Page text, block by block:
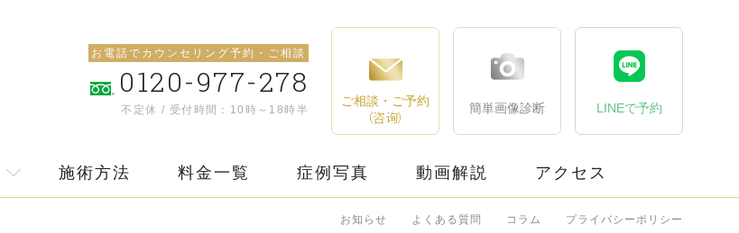
お電話でカウンセリング予約・ご相談
0120-977-278
不定休 / 受付時間：10時～18時半
ご相談・ご予約
（咨询） 簡単画像診断 LINEで予約
施術方法 料金一覧 症例写真 動画解説 アクセス
お知らせ よくある質問 コラム プライバシーポリシー